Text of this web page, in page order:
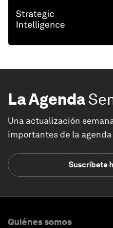
La Agenda
Una actualización
importantes de la
Suscríbete
Quiénes somos